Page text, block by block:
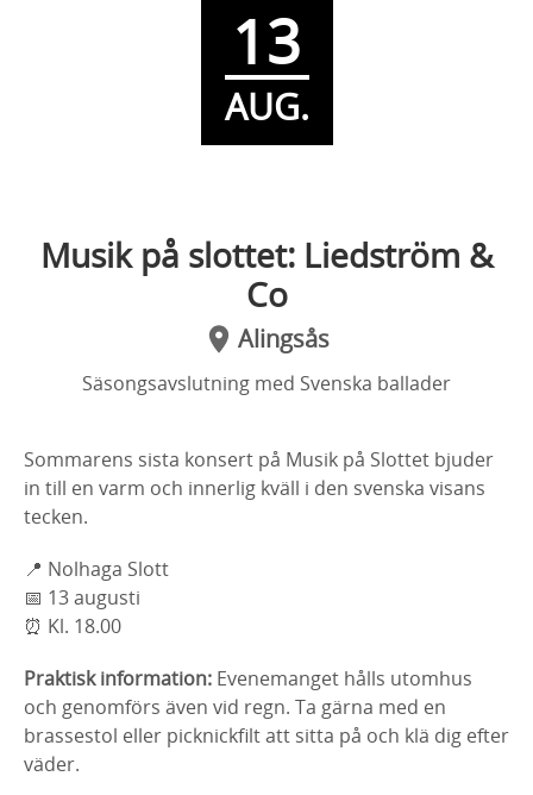
13
AUG.
Musik på slottet: Liedström &
Co
Alingsås
Säsongsavslutning med Svenska ballader
Sommarens sista konsert på Musik på Slottet bjuder
in till en varm och innerlig kväll i den svenska visans
tecken.
📍 Nolhaga Slott
📅 13 augusti
⏰ Kl. 18.00
Praktisk information: Evenemanget hålls utomhus
och genomförs även vid regn. Ta gärna med en
brassestol eller picknickfilt att sitta på och klä dig efter
väder.